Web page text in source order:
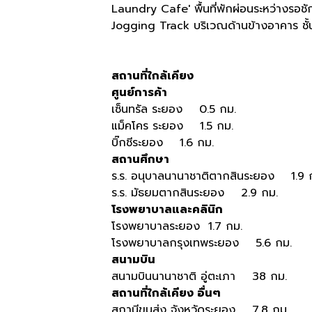
Laundry Cafe' พื้นที่พักผ่อนระหว่างรอชั
Jogging Track บริเวณด้านข้างอาคาร ชั้
สถานที่ใกล้เคียง
ศูนย์การค้า
เซ็นทรัล ระยอง 0.5 กม.
แม็คโคร ระยอง 1.5 กม.
บิ๊กชีระยอง 1.6 กม.
สถานศึกษา
ร.ร. อนุบาลนานาชาติตากสินระยอง 1.9
ร.ร. มัธยมตากสินระยอง 2.9 กม.
โรงพยาบาลและคลินิก
โรงพยาบาลระยอง 1.7 กม.
โรงพยาบาลกรุงเทพระยอง 5.6 กม.
สนามบิน
สนามบินนานาชาติ อู่ตะเภา 38 กม.
สถานที่ใกล้เคียง อื่นๆ